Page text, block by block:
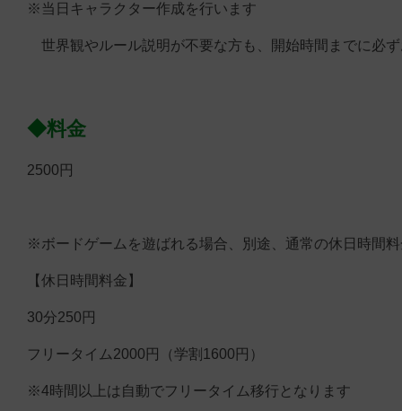
※当日キャラクター作成を行います
世界観やルール説明が不要な方も、開始時間までに必
◆料金
2500円
※ボードゲームを遊ばれる場合、別途、通常の休日時間
【休日時間料金】
30分250円
フリータイム2000円（学割1600円）
※4時間以上は自動でフリータイム移行となります